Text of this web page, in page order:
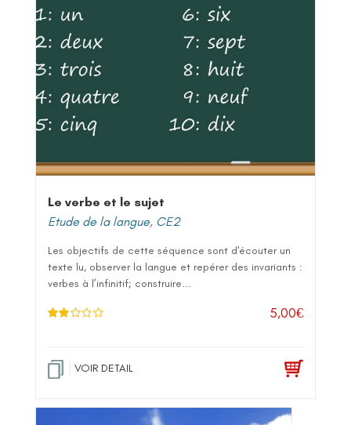
Le verbe et le sujet
Etude de la langue, CE2
Les objectifs de cette séquence sont d'écouter un
texte lu, observer la langue et repérer des invariants :
verbes à l’infinitif; construire...
5,00€
VOIR DETAIL